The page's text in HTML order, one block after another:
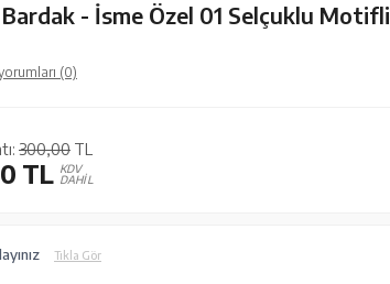
Bardak - İsme Özel 01 Selçuklu Motifli
(0)
300,00 TL
TL KDV
DAHİL
Tıkla Gör